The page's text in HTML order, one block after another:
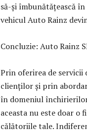
să-și îmbunătățească
vehicul Auto Rainz
Concluzie: Auto Rainz
Prin oferirea de
clienților și prin
în domeniul
aceasta nu este doar
călătoriile tale.